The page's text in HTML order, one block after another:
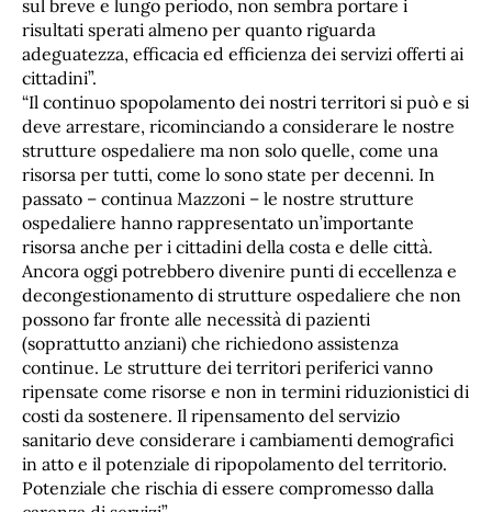
sul breve e lungo periodo, non sembra portare i
risultati sperati almeno per quanto riguarda
adeguatezza, efficacia ed efficienza dei servizi offerti ai
cittadini”.
“Il continuo spopolamento dei nostri territori si può e si
deve arrestare, ricominciando a considerare le nostre
strutture ospedaliere ma non solo quelle, come una
risorsa per tutti, come lo sono state per decenni. In
passato – continua Mazzoni – le nostre strutture
ospedaliere hanno rappresentato un’importante
risorsa anche per i cittadini della costa e delle città.
Ancora oggi potrebbero divenire punti di eccellenza e
decongestionamento di strutture ospedaliere che non
possono far fronte alle necessità di pazienti
(soprattutto anziani) che richiedono assistenza
continue. Le strutture dei territori periferici vanno
ripensate come risorse e non in termini riduzionistici di
costi da sostenere. Il ripensamento del servizio
sanitario deve considerare i cambiamenti demografici
in atto e il potenziale di ripopolamento del territorio.
Potenziale che rischia di essere compromesso dalla